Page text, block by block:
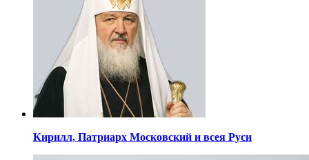
Кирилл, Патриарх Московский и всея Руси